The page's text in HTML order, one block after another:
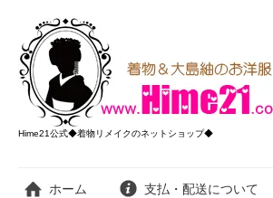
Hime21公式◆着物リメイクのネットショップ◆
ホーム 支払・配送について